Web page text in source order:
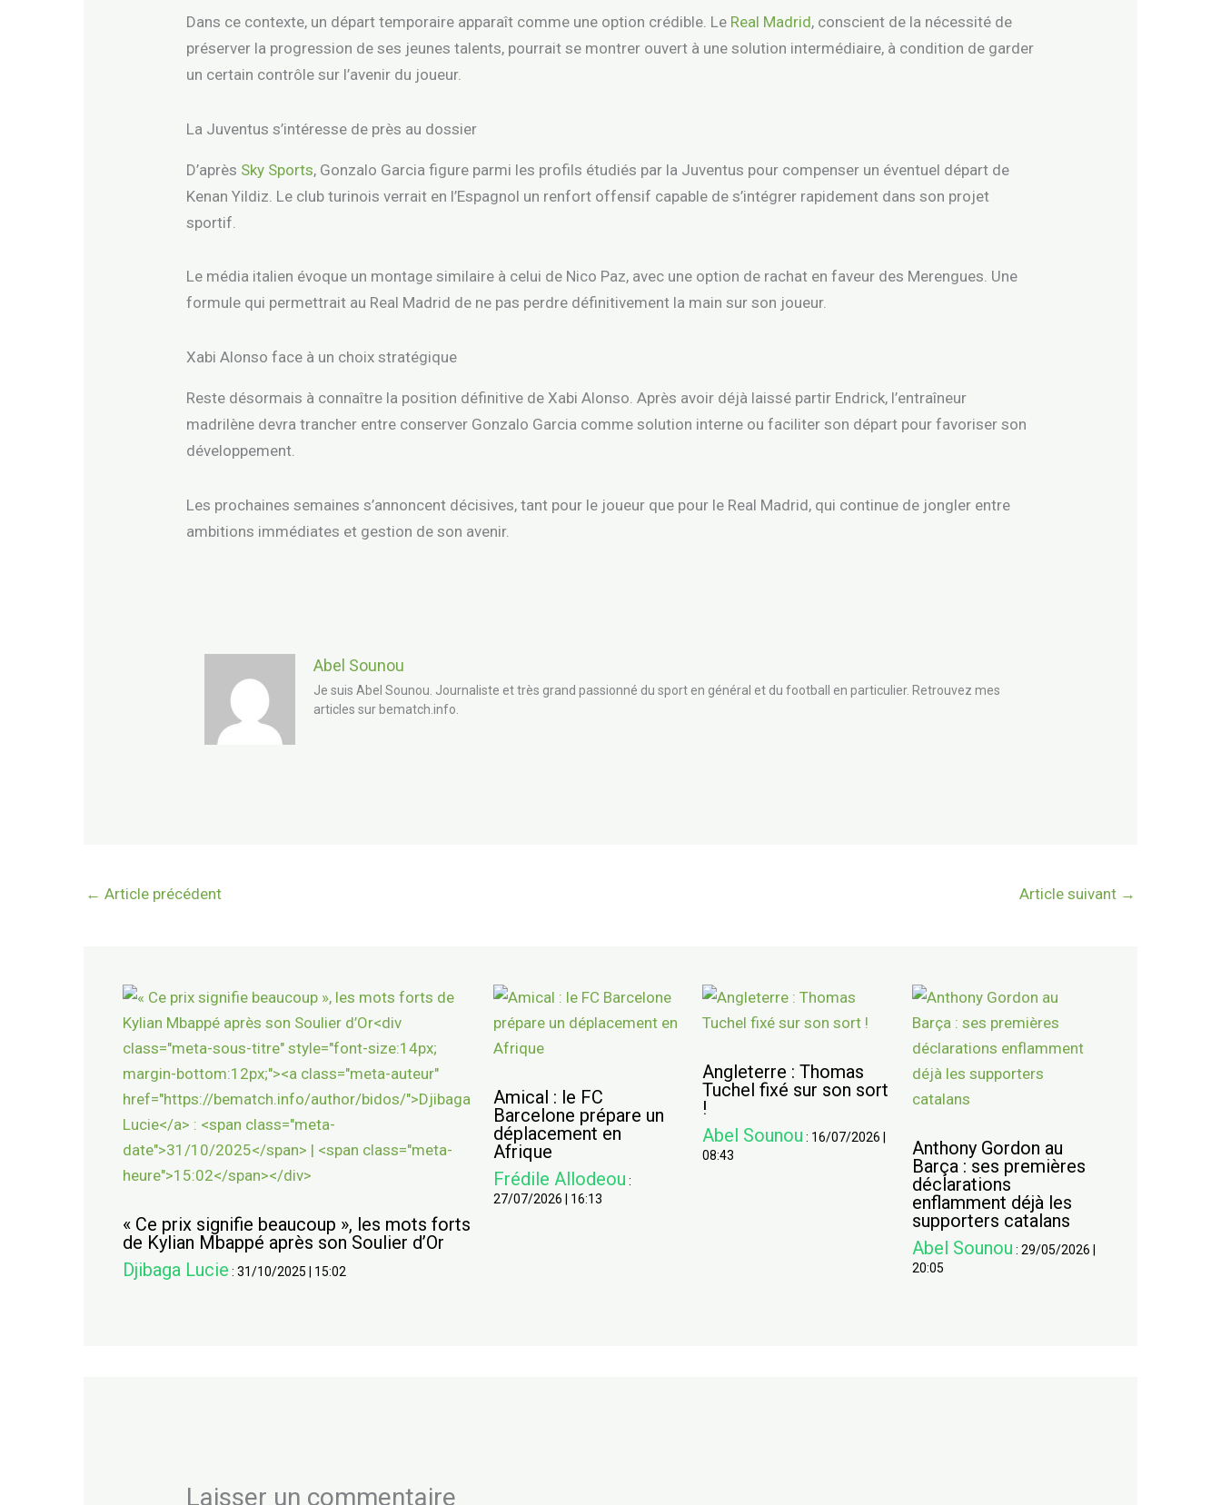
Dans ce contexte, un départ temporaire apparaît comme une option crédible. Le Real Madrid, conscient de la nécessité de
préserver la progression de ses jeunes talents, pourrait se montrer ouvert à une solution intermédiaire, à condition de garder
un certain contrôle sur l’avenir du joueur.
La Juventus s’intéresse de près au dossier
D’après Sky Sports, Gonzalo Garcia figure parmi les profils étudiés par la Juventus pour compenser un éventuel départ de
Kenan Yildiz. Le club turinois verrait en l’Espagnol un renfort offensif capable de s’intégrer rapidement dans son projet
sportif.
Le média italien évoque un montage similaire à celui de Nico Paz, avec une option de rachat en faveur des Merengues. Une
formule qui permettrait au Real Madrid de ne pas perdre définitivement la main sur son joueur.
Xabi Alonso face à un choix stratégique
Reste désormais à connaître la position définitive de Xabi Alonso. Après avoir déjà laissé partir Endrick, l’entraîneur
madrilène devra trancher entre conserver Gonzalo Garcia comme solution interne ou faciliter son départ pour favoriser son
développement.
Les prochaines semaines s’annoncent décisives, tant pour le joueur que pour le Real Madrid, qui continue de jongler entre
ambitions immédiates et gestion de son avenir.
Abel Sounou
Je suis Abel Sounou. Journaliste et très grand passionné du sport en général et du football en particulier. Retrouvez mes
articles sur bematch.info.
← Article précédent Article suivant →
« Ce prix signifie beaucoup », les mots forts
de Kylian Mbappé après son Soulier d’Or
Djibaga Lucie : 31/10/2025 15:02
Amical : le FC
Barcelone prépare un
déplacement en
Afrique
Frédile Allodeou :
27/07/2026
16:13
Angleterre : Thomas
Tuchel fixé sur son sort
!
Abel Sounou : 16/07/2026
08:43
Anthony Gordon au
Barça : ses premières
déclarations
enflamment déjà les
supporters catalans
Abel Sounou : 29/05/2026
20:05
Laisser un commentaire